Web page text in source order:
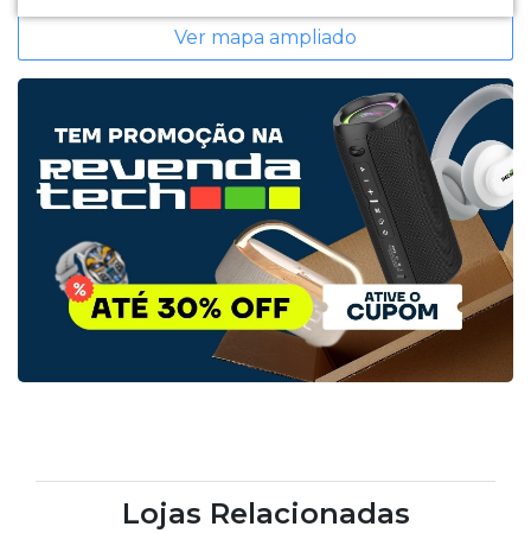
Ver mapa ampliado
Lojas Relacionadas